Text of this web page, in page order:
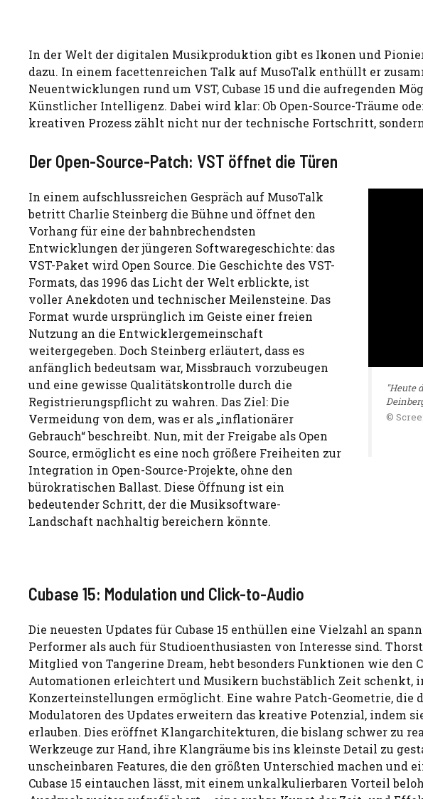
In der Welt der digitalen Musikproduktion gibt es Ikonen und
dazu. In einem facettenreichen Talk auf MusoTalk enthüllt er
Neuentwicklungen rund um VST, Cubase 15 und die aufregenden
Künstlicher Intelligenz. Dabei wird klar: Ob Open-Source-Träume
kreativen Prozess zählt nicht nur der technische Fortschritt,
Der Open-Source-Patch: VST öffnet die Türen
In einem aufschlussreichen Gespräch auf MusoTalk
betritt Charlie Steinberg die Bühne und öffnet den
Vorhang für eine der bahnbrechendsten
Entwicklungen der jüngeren Softwaregeschichte: das
VST-Paket wird Open Source. Die Geschichte des VST-
Formats, das 1996 das Licht der Welt erblickte, ist
voller Anekdoten und technischer Meilensteine. Das
Format wurde ursprünglich im Geiste einer freien
Nutzung an die Entwicklergemeinschaft
weitergegeben. Doch Steinberg erläutert, dass es
anfänglich bedeutsam war, Missbrauch vorzubeugen
und eine gewisse Qualitätskontrolle durch die
Registrierungspflicht zu wahren. Das Ziel: Die
Vermeidung von dem, was er als „inflationärer
Gebrauch“ beschreibt. Nun, mit der Freigabe als Open
Source, ermöglicht es eine noch größere Freiheiten zur
Integration in Open-Source-Projekte, ohne den
bürokratischen Ballast. Diese Öffnung ist ein
bedeutender Schritt, der die Musiksoftware-
Landschaft nachhaltig bereichern könnte.
"Heute
©
Cubase 15: Modulation und Click-to-Audio
Die neuesten Updates für Cubase 15 enthüllen eine Vielzahl an
Performer als auch für Studioenthusiasten von Interesse sind.
Mitglied von Tangerine Dream, hebt besonders Funktionen wie den
Automationen erleichtert und Musikern buchstäblich Zeit schenkt,
Konzerteinstellungen ermöglicht. Eine wahre Patch-Geometrie,
Modulatoren des Updates erweitern das kreative Potenzial, indem
erlauben. Dies eröffnet Klangarchitekturen, die bislang schwer zu
Werkzeuge zur Hand, ihre Klangräume bis ins kleinste Detail zu
unscheinbaren Features, die den größten Unterschied machen und
Cubase 15 eintauchen lässt, mit einem unkalkulierbaren Vorteil